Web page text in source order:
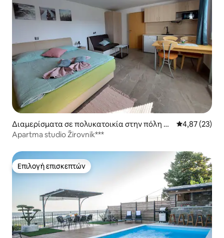
Διαμερίσματα σε πολυκατοικία στην πόλη C
erklje na Gorenjskem
Μέση
4,87 (23)
Apartma studio Žirovnik***
Επιλογή επισκεπτών
Επιλογή επισκεπτών